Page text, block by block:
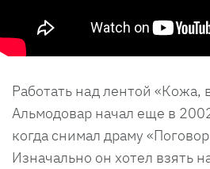
Работать над лентой «Кожа,
Альмодовар начал еще в
когда снимал драму
Изначально он хотел взять